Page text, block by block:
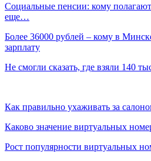
Социальные пенсии: кому
еще…
Более 36000 рублей – кому в
зарплату
Не смогли сказать, где взяли 140
Как правильно ухаживать за
Каково значение виртуальных
Рост популярности виртуальных